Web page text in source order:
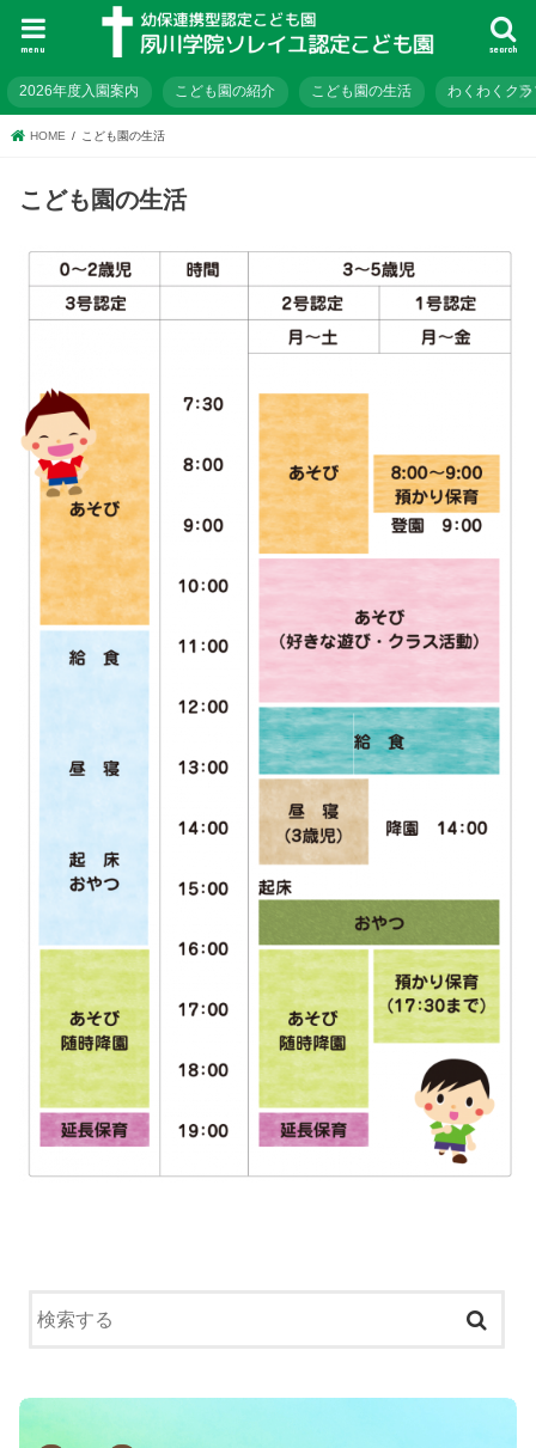
search
menu
2026年度入園案内 こども園の紹介 こども園の生活 わくわくクラ
HOME こども園の生活
こども園の生活